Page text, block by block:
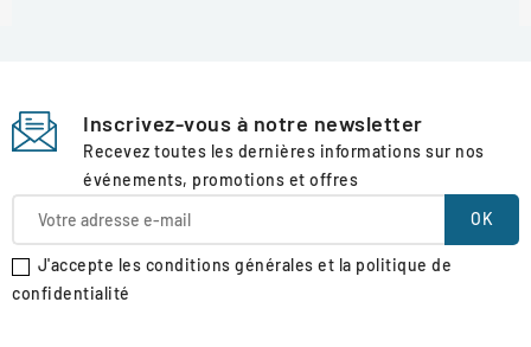
Inscrivez-vous à notre newsletter
Recevez toutes les dernières informations sur nos
événements, promotions et offres
J'accepte les conditions générales et la politique de
confidentialité